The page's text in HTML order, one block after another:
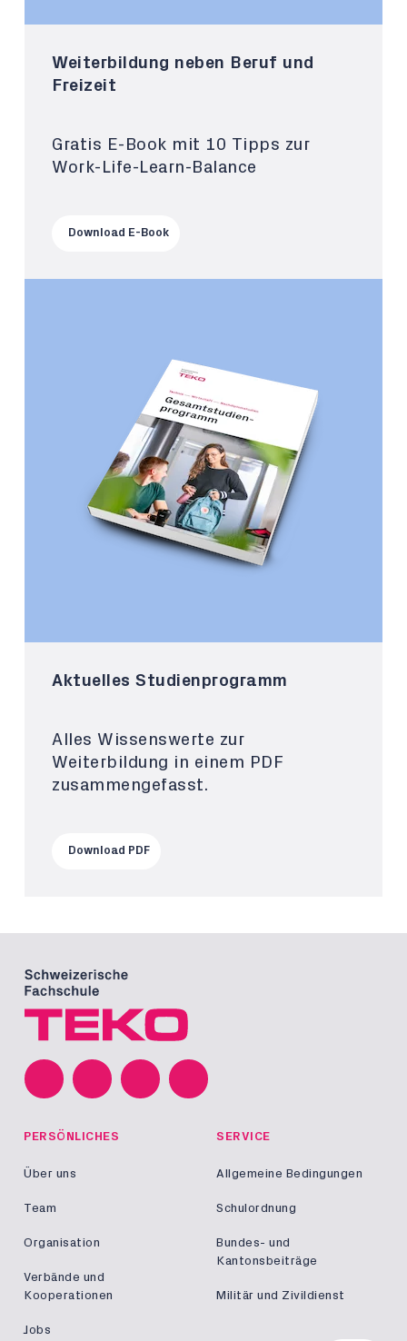
Weiterbildung neben Beruf und
Freizeit
Gratis E-Book mit 10 Tipps zur
Work-Life-Learn-Balance
Download E-Book
Aktuelles Studienprogramm
Alles Wissenswerte zur
Weiterbildung in einem PDF
zusammengefasst.
Download PDF
PERSÖNLICHES
Über uns
Team
Organisation
Verbände und
Kooperationen
Jobs
SERVICE
Allgemeine Bedingungen
Schulordnung
Bundes- und
Kantonsbeiträge
Militär und Zivildienst